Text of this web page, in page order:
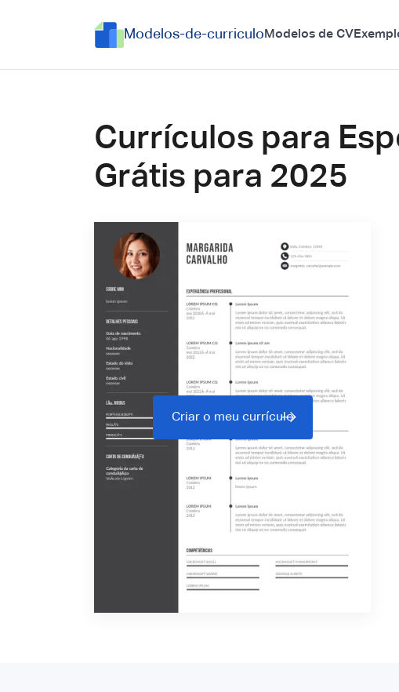
Modelos-de-curriculo Modelos de CV
Currículos para
Grátis para 2025
Criar o meu currículo